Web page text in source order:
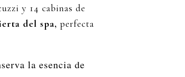
y 14 cabinas de
del spa, perfecta